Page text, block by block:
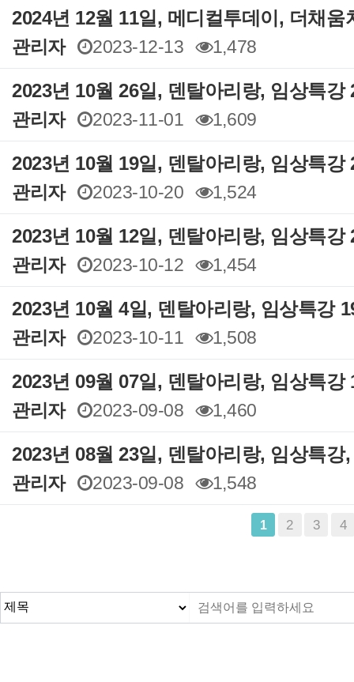
2024년 12월 11일, 메디컬투데이, 더채
관리자
2023-12-13 1,478
2023년 10월 26일, 덴탈아리랑, 임상특
관리자
2023-11-01 1,609
2023년 10월 19일, 덴탈아리랑, 임상특
관리자
2023-10-20 1,524
2023년 10월 12일, 덴탈아리랑, 임상특
관리자
2023-10-12 1,454
2023년 10월 4일, 덴탈아리랑, 임상특강
관리자
2023-10-11 1,508
2023년 09월 07일, 덴탈아리랑, 임상특
관리자
2023-09-08 1,460
2023년 08월 23일, 덴탈아리랑, 임상특
관리자
2023-09-08 1,548
1 2 3 4